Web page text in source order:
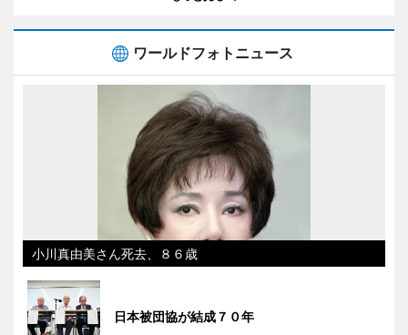
ワールドフォトニュース
小川真由美さん死去、８６歳
日本被団協が結成７０年